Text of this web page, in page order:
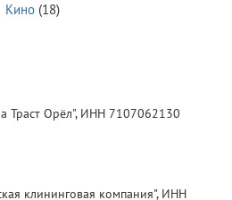
Кино(18)
Траст Орёл", ИНН 7107062130
клининговая компания", ИНН